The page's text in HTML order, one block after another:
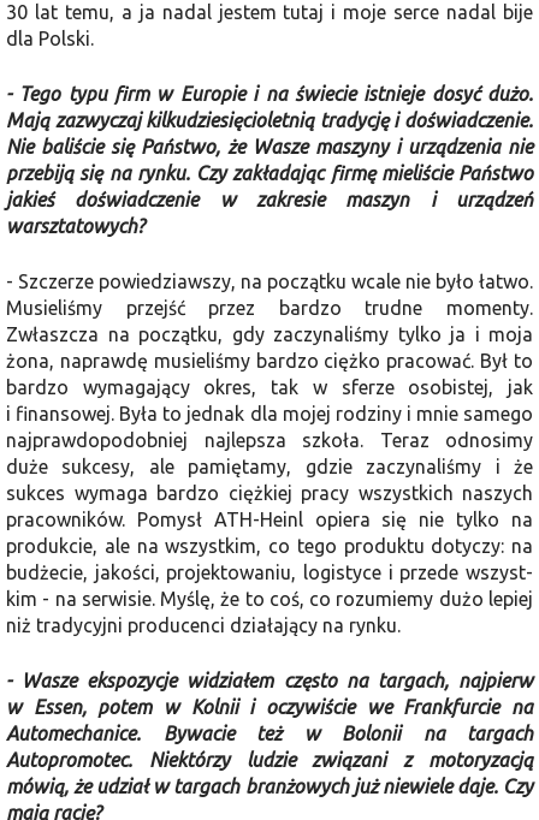
30 lat temu, a ja nadal jestem tutaj i moje serce nadal bije
dla Polski.
- Tego typu firm w Europie i na świecie istnieje dosyć dużo.
Mają za­zwyczaj kilkudziesięcioletnią tradycję i doświadczenie.
Nie baliście się Pań­stwo, że Wasze maszyny i urządzenia nie
przebiją się na rynku. Czy zakła­dając firmę mieliście Państwo
jakieś doświadczenie w zakresie maszyn i urządzeń
warsztatowych?
- Szczerze powiedziawszy, na po­czątku wcale nie było łatwo.
Musieliśmy przejść przez bardzo trudne momenty.
Zwłaszcza na początku, gdy zaczyna­liśmy tylko ja i moja
żona, naprawdę musieliśmy bardzo ciężko pracować. Był to
bardzo wymagający okres, tak w sferze osobistej, jak
i finansowej. Była to jednak dla mojej rodziny i mnie samego
najprawdopodobniej najlepsza szkoła. Teraz odnosimy
duże sukcesy, ale pamiętamy, gdzie zaczynaliśmy i że
sukces wymaga bardzo ciężkiej pracy wszystkich naszych
pracowników. Po­mysł ATH-Heinl opiera się nie tylko na
produkcie, ale na wszystkim, co tego produktu dotyczy: na
budżecie, jakości, projektowaniu, logistyce i przede wszyst­
kim - na serwisie. Myślę, że to coś, co rozumiemy dużo lepiej
niż tradycyjni producenci działający na rynku.
- Wasze ekspozycje widziałem często na targach, najpierw
w Essen, potem w Kolnii i oczywiście we Frank­furcie na
Automechanice. Bywacie też w Bolonii na targach
Autopromotec. Niektórzy ludzie związani z moto­ryzacją
mówią, że udział w targach branżowych już niewiele daje. Czy
mają rację?